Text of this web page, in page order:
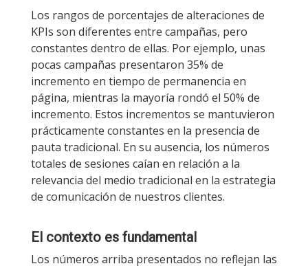
Los rangos de porcentajes de alteraciones de
KPIs son diferentes entre campañas, pero
constantes dentro de ellas. Por ejemplo, unas
pocas campañas presentaron 35% de
incremento en tiempo de permanencia en
página, mientras la mayoría rondó el 50% de
incremento. Estos incrementos se mantuvieron
prácticamente constantes en la presencia de
pauta tradicional. En su ausencia, los números
totales de sesiones caían en relación a la
relevancia del medio tradicional en la estrategia
de comunicación de nuestros clientes.
El contexto es fundamental
Los números arriba presentados no reflejan las